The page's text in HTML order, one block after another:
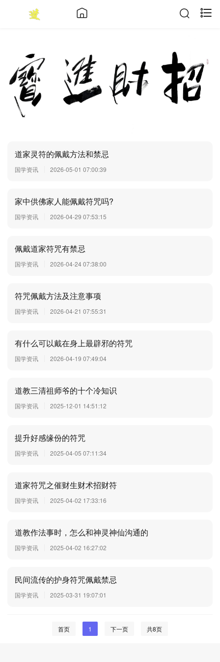
道家灵符的佩戴方法和禁忌
国学资讯 2026-05-01 07:00:39
家中供佛家人能佩戴符咒吗?
国学资讯 2026-04-29 07:53:15
佩戴道家符咒有禁忌
国学资讯 2026-04-24 07:38:00
符咒佩戴方法及注意事项
国学资讯 2026-04-21 07:55:31
有什么可以戴在身上最辟邪的符咒
国学资讯 2026-04-19 07:49:04
道教三清祖师爷的十个冷知识
国学资讯 2025-12-01 14:51:12
提升好感缘份的符咒
国学资讯 2025-04-05 07:11:34
道家符咒之催财生财术招财符
国学资讯 2025-04-02 17:33:16
道教作法事时，怎么和神灵神仙沟通的
国学资讯 2025-04-02 16:27:02
民间流传的护身符咒佩戴禁忌
国学资讯 2025-03-31 19:07:01
首页 1 下一页 共8页